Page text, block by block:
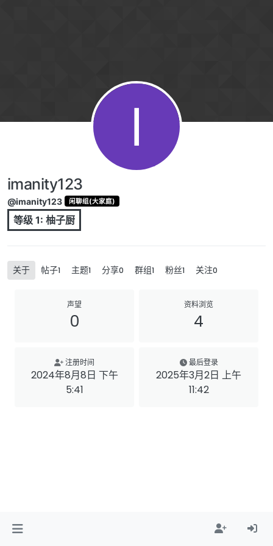
I
imanity123
@imanity123 闲聊组(大家庭)
等级 1: 柚子厨
关于 帖子1 主题1 分享0 群组1 粉丝1 关注0
声望
0
资料浏览
4
注册时间
2024年8月8日 下午
5:41
最后登录
2025年3月2日 上午
11:42